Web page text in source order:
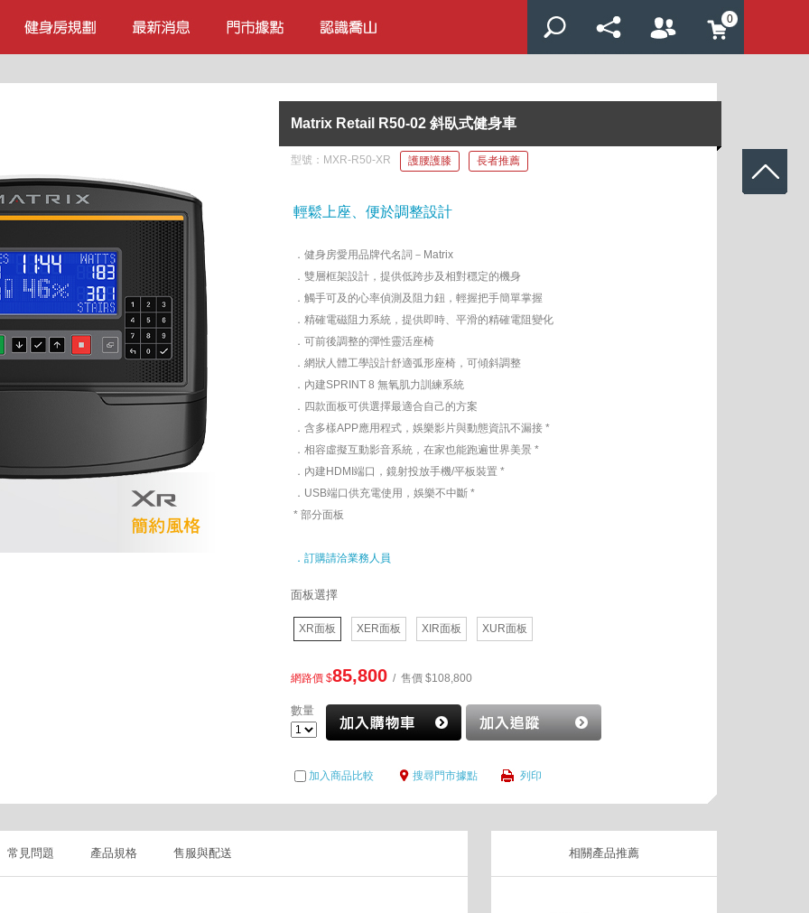
0
Matrix Retail R50-02 斜臥式健身車
型號： MXR-R50-XR 護腰護膝 長者推薦
輕鬆上座、便於調整設計
．健身房愛用品牌代名詞－Matrix
．雙層框架設計，提供低跨步及相對穩定的機身
．觸手可及的心率偵測及阻力鈕，輕握把手簡單掌握
．精確電磁阻力系統，提供即時、平滑的精確電阻變化
．可前後調整的彈性靈活座椅
．網狀人體工學設計舒適弧形座椅，可傾斜調整
．內建SPRINT 8 無氧肌力訓練系統
．四款面板可供選擇最適合自己的方案
．含多樣APP應用程式，娛樂影片與動態資訊不漏接 *
．相容虛擬互動影音系統，在家也能跑遍世界美景 *
．內建HDMI端口，鏡射投放手機/平板裝置 *
．USB端口供充電使用，娛樂不中斷 *
* 部分面板
．訂購請洽業務人員
面板選擇
XR面板 XER面板 XIR面板 XUR面板
網路價 $85,800 / 售價 $108,800
數量
加入商品比較 搜尋門市據點 列印
常見問題 產品規格 售服與配送 相關產品推薦